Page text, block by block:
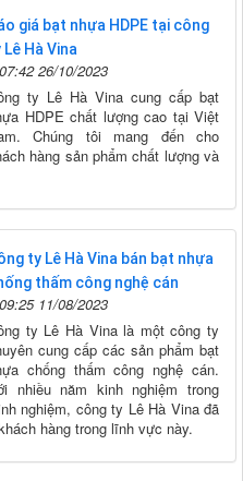
giá bạt nhựa HDPE tại công
Lê Hà Vina
07:42 26/10/2023
ty Lê Hà Vina cung cấp bạt
HDPE chất lượng cao tại Việt
Chúng tôi mang đến cho
hàng sản phẩm chất lượng và
ty Lê Hà Vina bán bạt nhựa
thấm công nghệ cán
09:25 11/08/2023
ty Lê Hà Vina là một công ty
cung cấp các sản phẩm bạt
chống thấm công nghệ cán.
nhiều năm kinh nghiệm trong
nghiệm, công ty Lê Hà Vina đã
hàng trong lĩnh vực này.